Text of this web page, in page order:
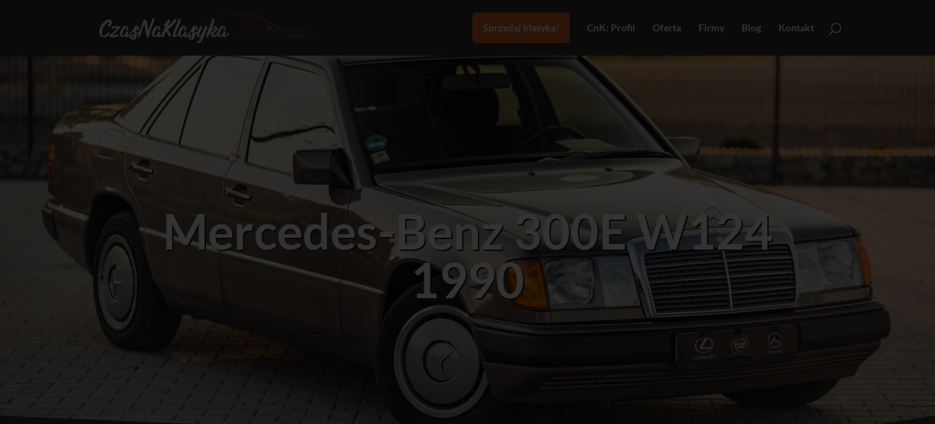
Sprzedaj klasyka! CnK: Profil Oferta Firmy Blog Kontakt
Mercedes-Benz 300E W124
1990